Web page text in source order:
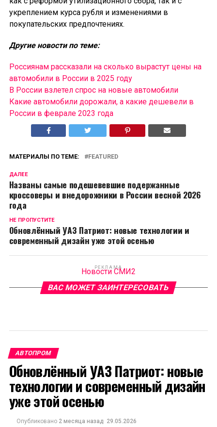
укреплением курса рубля и изменениями в
покупательских предпочтениях.
Другие новости по теме:
Россиянам рассказали на сколько вырастут цены на
автомобили в России в 2025 году
В России взлетел спрос на новые автомобили
Какие автомобили дорожали, а какие дешевели в
России в феврале 2023 года
МАТЕРИАЛЫ ПО ТЕМЕ: FEATURED
ДАЛЕЕ
Названы самые подешевевшие подержанные
кроссоверы и внедорожники в России весной 2026
года
НЕ ПРОПУСТИТЕ
Обновлённый УАЗ Патриот: новые технологии и
современный дизайн уже этой осенью
РЕКЛАМА
Новости СМИ2
ВАС МОЖЕТ ЗАИНТЕРЕСОВАТЬ
АВТОПРОМ
Обновлённый УАЗ Патриот: новые
технологии и современный дизайн
уже этой осенью
Опубликовано 2 месяца назад 29.05.2026